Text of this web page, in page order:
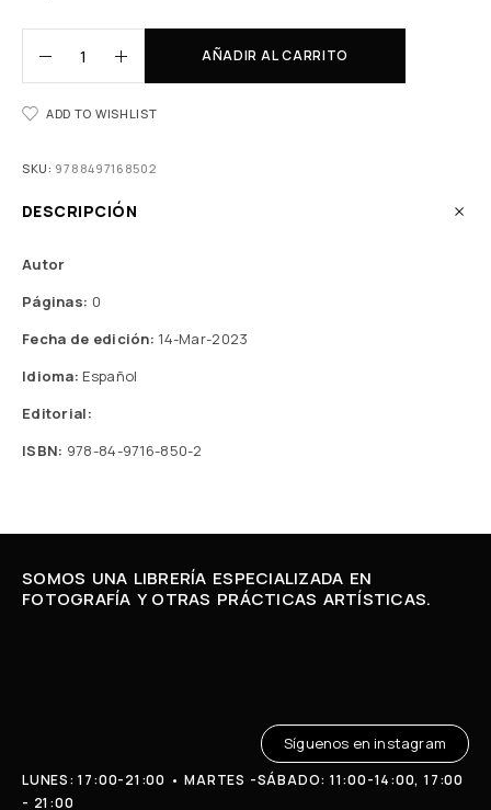
AÑADIR AL CARRITO
ADD TO WISHLIST
SKU: 9788497168502
DESCRIPCIÓN
Autor
Páginas: 0
Fecha de edición: 14-Mar-2023
Idioma: Español
Editorial:
ISBN: 978-84-9716-850-2
SOMOS UNA LIBRERÍA ESPECIALIZADA EN
FOTOGRAFÍA Y OTRAS PRÁCTICAS ARTÍSTICAS.
LUNES: 17:00-21:00 • MARTES -SÁBADO: 11:00-14:00, 17:00
- 21:00
Síguenos en instagram